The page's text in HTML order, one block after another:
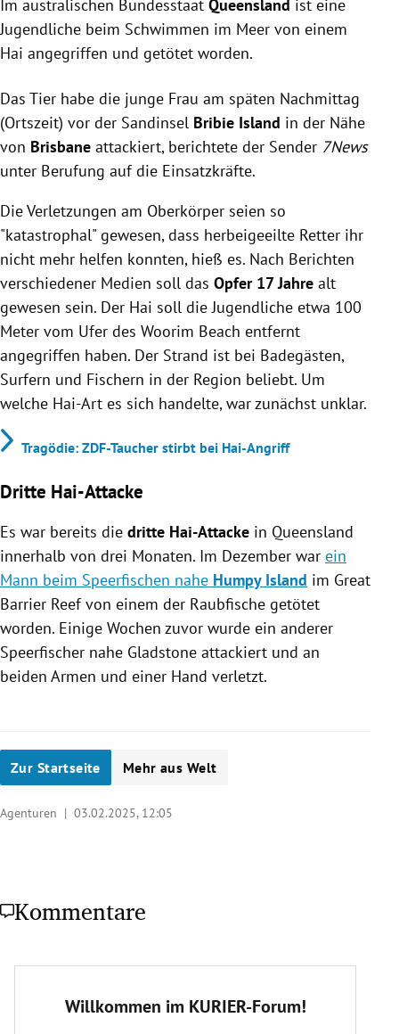
Es ist der dritte Angriff in drei Monaten.
Im australischen Bundesstaat Queensland ist eine
Jugendliche beim Schwimmen im Meer von einem
Hai angegriffen und getötet worden.
Das Tier habe die junge Frau am späten Nachmittag
(Ortszeit) vor der Sandinsel Bribie Island in der Nähe
von Brisbane attackiert, berichtete der Sender 7News
unter Berufung auf die Einsatzkräfte.
Die Verletzungen am Oberkörper seien so
"katastrophal" gewesen, dass herbeigeeilte Retter ihr
nicht mehr helfen konnten, hieß es. Nach Berichten
verschiedener Medien soll das Opfer 17 Jahre alt
gewesen sein. Der Hai soll die Jugendliche etwa 100
Meter vom Ufer des Woorim Beach entfernt
angegriffen haben. Der Strand ist bei Badegästen,
Surfern und Fischern in der Region beliebt. Um
welche Hai-Art es sich handelte, war zunächst unklar.
Tragödie: ZDF-Taucher stirbt bei Hai-Angriff
Dritte Hai-Attacke
Es war bereits die dritte Hai-Attacke in Queensland
innerhalb von drei Monaten. Im Dezember war ein
Mann beim Speerfischen nahe Humpy Island im Great
Barrier Reef von einem der Raubfische getötet
worden. Einige Wochen zuvor wurde ein anderer
Speerfischer nahe Gladstone attackiert und an
beiden Armen und einer Hand verletzt.
Zur Startseite Mehr aus Welt
Agenturen | 03.02.2025, 12:05
Kommentare